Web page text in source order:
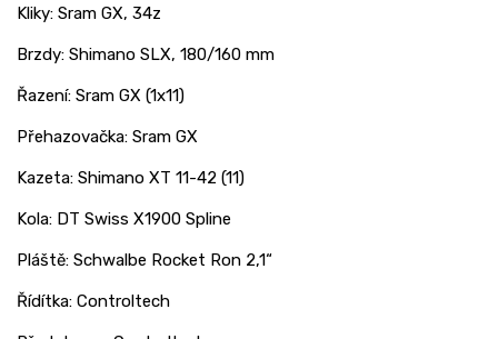
Kliky: Sram GX, 34z
Brzdy: Shimano SLX, 180/160 mm
Řazení: Sram GX (1x11)
Přehazovačka: Sram GX
Kazeta: Shimano XT 11-42 (11)
Kola: DT Swiss X1900 Spline
Pláště: Schwalbe Rocket Ron 2,1“
Řídítka: Controltech